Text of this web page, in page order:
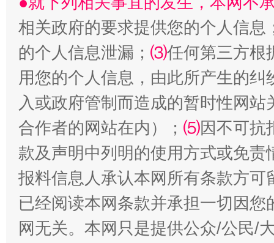
受贿1.44亿！段成刚被判无期 从幼
全民健身五年计划来了！等你上场
相关政府的要求提供您的个人信息
的个人信息泄漏； ⑶任何第三方根
用您的个人信息，由此所产生的纠
入或政府管制而造成的暂时性网
合作者的网站在内）； ⑸因不可抗
款及声明中列明的使用方式或免责
报料信息人承认本网所有条款方
已经阅读本网条款并承担一切因
网无关。本网只是提供公众/公民/